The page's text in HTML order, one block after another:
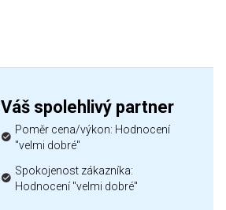
Váš spolehlivý partner
Poměr cena/výkon: Hodnocení
"velmi dobré"
Spokojenost zákazníka:
Hodnocení "velmi dobré"